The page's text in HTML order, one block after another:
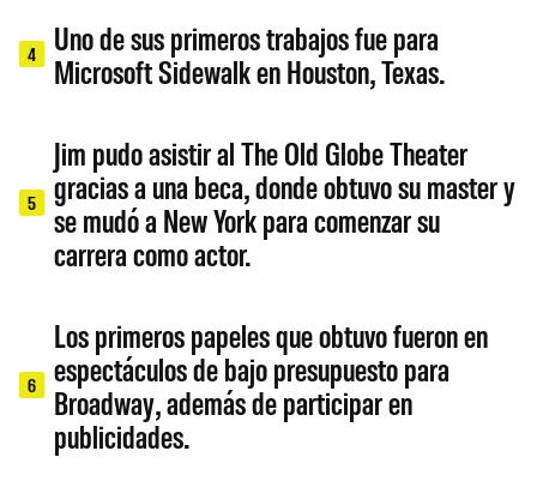
4
Uno de sus primeros trabajos fue para
Microsoft Sidewalk en Houston, Texas.
5
Jim pudo asistir al The Old Globe Theater
gracias a una beca, donde obtuvo su master y
se mudó a New York para comenzar su
carrera como actor.
6
Los primeros papeles que obtuvo fueron en
espectáculos de bajo presupuesto para
Broadway, además de participar en
publicidades.